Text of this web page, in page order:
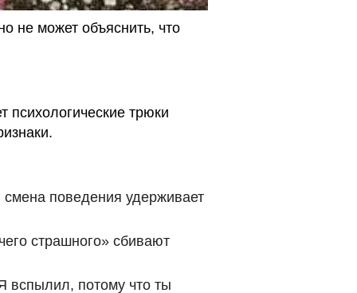
не может объяснить, что
психологические трюки
смена поведения удерживает
страшного» сбивают
вспылил, потому что ты